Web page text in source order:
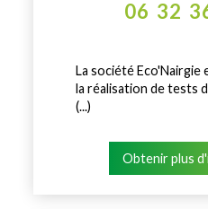
06 32
La société Eco'Nairgie
la réalisation de tests
(...)
Obtenir plus